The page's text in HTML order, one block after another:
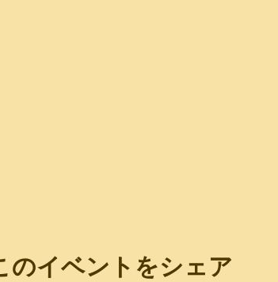
のイベントをシェア